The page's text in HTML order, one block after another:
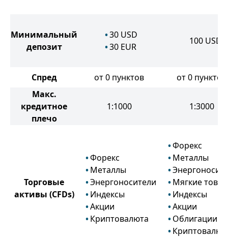
Минимальный
депозит
30 USD
30 EUR
100 USD
Спред от 0 пунктов
от 0 пунктов
Макс.
кредитное
плечо
1:1000 1:3000
Торговые
активы (CFDs)
Форекс
Металлы
Энергоносители
Индексы
Акции
Криптовалюта
Форекс
Металлы
Мягкие
Индексы
Акции
Облигации